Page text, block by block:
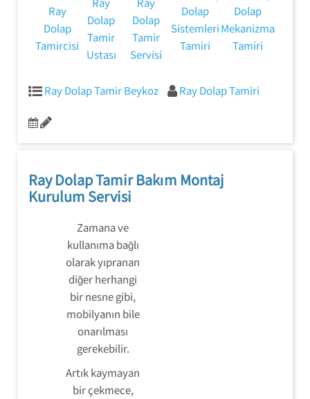
Ray
Dolap
Tamircisi
Dolap
Tamir
Ustası
Dolap
Tamir
Servisi
Dolap
Sistemleri
Tamiri
Dolap
Mekanizma
Tamiri
Ray Dolap Tamir Beykoz Ray Dolap Tamiri
Ray Dolap Tamir Bakım Montaj
Kurulum Servisi
Zamana ve
kullanıma bağlı
olarak yıpranan
diğer herhangi
bir nesne gibi,
mobilyanın bile
onarılması
gerekebilir.
Artık kaymayan
bir çekmece,